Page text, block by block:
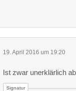
19. April 2016 um 19:20
Ist zwar unerklärlich